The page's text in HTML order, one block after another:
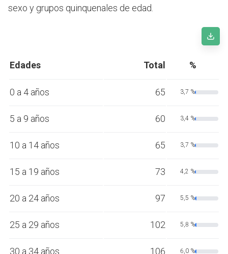
sexo y grupos quinquenales de edad.
Edades Total %
0 a 4 años 65 3,7 %
5 a 9 años 60 3,4 %
10 a 14 años 65 3,7 %
15 a 19 años 73 4,2 %
20 a 24 años 97 5,5 %
25 a 29 años 102 5,8 %
30 a 34 años 106 6,0 %